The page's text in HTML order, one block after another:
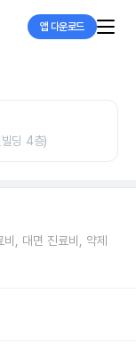
앱 다운로드
딩 4층)
, 대면 진료비, 약제